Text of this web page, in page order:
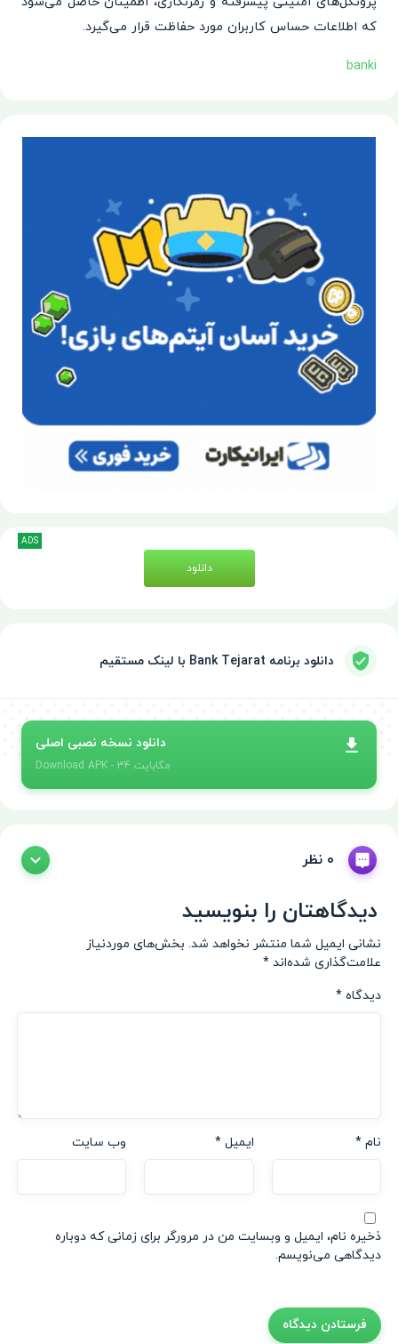
که اطلاعات حساس کاربران مورد حفاظت قرار می‌گیرد.
banki
دانلود
ADS
دانلود برنامه Bank Tejarat با لینک مستقیم
دانلود نسخه نصبی اصلی
Download APK - 34 مگابایت
0 نظر
دیدگاهتان را بنویسید
نشانی ایمیل شما منتشر نخواهد شد. بخش‌های موردنیاز
علامت‌گذاری شده‌اند *
دیدگاه *
نام * ایمیل* وب‌ سایت
ذخیره نام، ایمیل و وبسایت من در مرورگر برای زمانی که دوباره
دیدگاهی می‌نویسم.